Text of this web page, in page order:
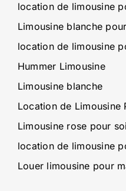
location de limousine
Limousine blanche
location de limousine
Hummer Limousine
Limousine blanche
Location de Limousine
Limousine rose pour
location de limousine
Louer limousine pour